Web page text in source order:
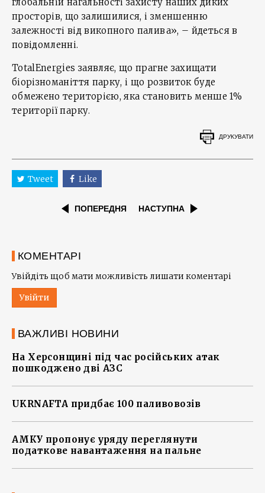
просторів, що залишилися, і зменшенню
залежності від викопного палива», – йдеться в
повідомленні.
TotalEnergies заявляє, що прагне захищати
біорізноманіття парку, і що розвиток буде
обмежено територією, яка становить менше 1%
території парку.
ДРУКУВАТИ
Tweet Like
ПОПЕРЕДНЯ НАСТУПНА
КОМЕНТАРІ
Увійдіть щоб мати можливість лишати коментарі
Увійти
ВАЖЛИВІ НОВИНИ
На Херсонщині під час російських атак
пошкоджено дві АЗС
UKRNAFTA придбає 100 паливовозів
АМКУ пропонує уряду переглянути
податкове навантаження на пальне